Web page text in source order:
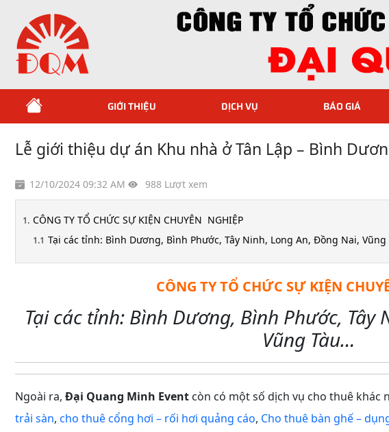
GIỚI THIỆU DỊCH VỤ BÁO GIÁ
Lễ giới thiệu dự án Khu nhà ở Tân Lập – Bình
12/10/2024 09:32 AM 988 Lượt xem
CÔNG TY TỔ CHỨC SỰ KIỆN CHUYÊN NGHIỆP
Tại các tỉnh: Bình Dương, Bình Phước, Tây Ninh, Long An, Đồng Nai, Vũng
CÔNG TY TỔ CHỨC SỰ KIỆN
Tại các tỉnh: Bình Dương, Bình Phước, Tây
Vũng Tàu…
Ngoài ra, Đại Quang Minh Event còn có một số dịch vụ cho thuê khác
trải sàn, cho thuê cổng hơi – rối hơi quảng cáo, Cho thuê bàn ghế –